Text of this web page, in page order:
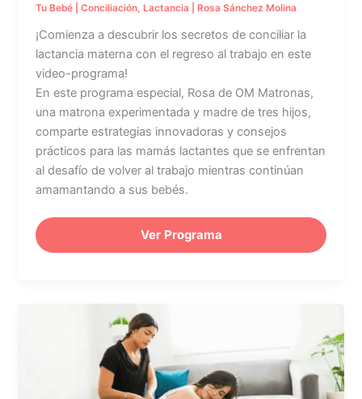
Tu Bebé |Conciliación, Lactancia Rosa Sánchez Molina
¡Comienza a descubrir los secretos de conciliar la
lactancia materna con el regreso al trabajo en este
video-programa!
En este programa especial, Rosa de OM Matronas,
una matrona experimentada y madre de tres hijos,
comparte estrategias innovadoras y consejos
prácticos para las mamás lactantes que se enfrentan
al desafío de volver al trabajo mientras continúan
amamantando a sus bebés.
Ver Programa
Bienestar
físico
y
emocional
en